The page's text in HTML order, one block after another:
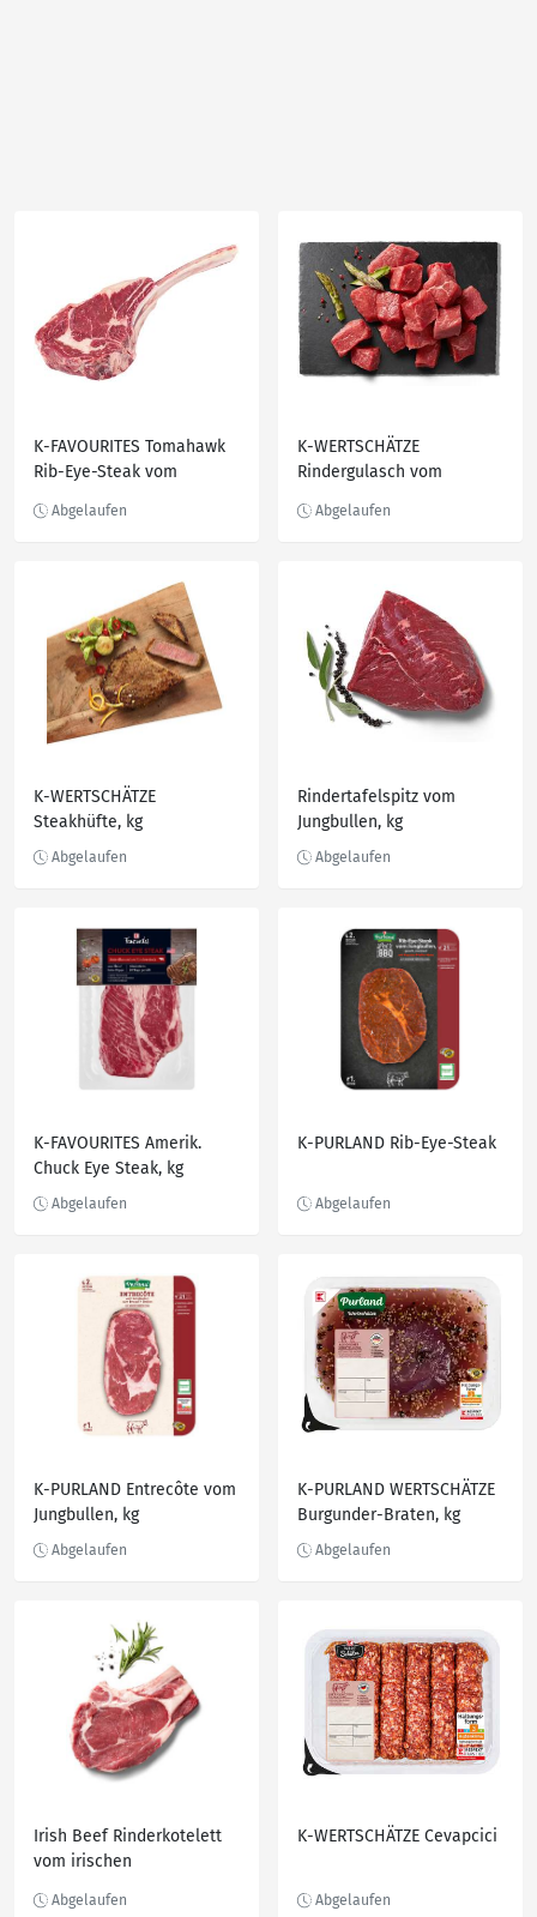
K-FAVOURITES Tomahawk
Rib-Eye-Steak vom
K-WERTSCHÄTZE
Rindergulasch vom
K-WERTSCHÄTZE
Steakhüfte, kg
Rindertafelspitz vom
Jungbullen, kg
K-FAVOURITES Amerik.
Chuck Eye Steak, kg
K-PURLAND Rib-Eye-Steak
K-PURLAND Entrecôte vom
Jungbullen, kg
K-PURLAND WERTSCHÄTZE
Burgunder-Braten, kg
Irish Beef Rinderkotelett
vom irischen
K-WERTSCHÄTZE Cevapcici